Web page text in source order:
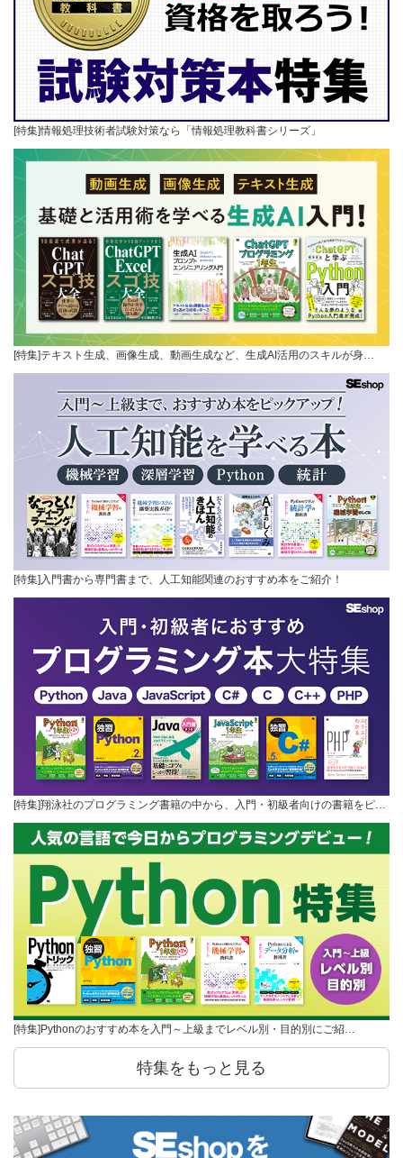
[特集]情報処理技術者試験対策なら「情報処理教科書シリーズ」
[特集]テキスト生成、画像生成、動画生成など、生成AI活用のスキルが身…
[特集]入門書から専門書まで、人工知能関連のおすすめ本をご紹介！
[特集]翔泳社のプログラミング書籍の中から、入門・初級者向けの書籍をピ…
[特集]Pythonのおすすめ本を入門～上級までレベル別・目的別にご紹…
特集をもっと見る